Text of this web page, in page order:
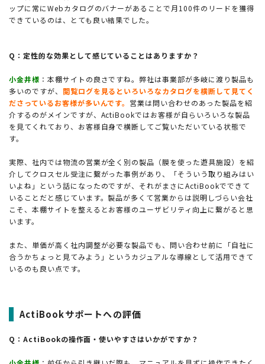
ップに常にWebカタログのバナーがあることで月100件のリードを獲得
できているのは、とても良い結果でした。
Q：定性的な効果として感じていることはありますか？
小金井様 ：本棚サイトの良さですね。弊社は事業部が多岐に渡り製品も
多いのですが、 閲覧ログを見るといろいろなカタログを横断して見てく
ださっているお客様が多いんです。 営業は問い合わせのあった製品を紹
介するのがメインですが、ActiBookではお客様が自らいろいろな製品
を見てくれており、お客様自身で横断してご覧いただいている状態で
す。
実際、社内では物流の営業が全く別の製品（膜を使った遊具施設）を紹
介してクロスセル受注に繋がった事例があり、「そういう取り組みはい
いよね」という話になったのですが、それがまさにActiBookでできて
いることだと感じています。製品が多くて営業からは説明しづらい会社
こそ、本棚サイトを整えるとお客様のユーザビリティ向上に繋がると思
います。
また、単価が高く社内調整が必要な製品でも、問い合わせ前に「自社に
合うかちょっと見てみよう」というカジュアルな導線として活用できて
いるのも良い点です。
ActiBookサポートへの評価
Q：ActiBookの操作面・使いやすさはいかがですか？